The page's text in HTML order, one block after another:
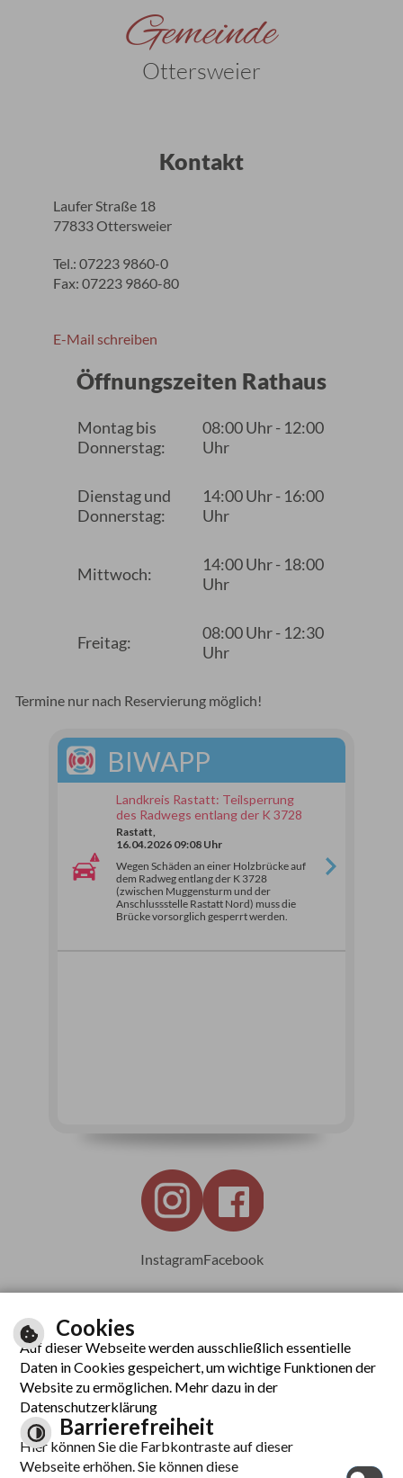
Gemeinde
Ottersweier
Kontakt
Laufer Straße 18
77833 Ottersweier
Tel.: 07223 9860-0
Fax: 07223 9860-80
E-Mail schreiben
Öffnungszeiten Rathaus
Montag bis
Donnerstag:
08:00 Uhr - 12:00
Uhr
Dienstag und
Donnerstag:
14:00 Uhr - 16:00
Uhr
Mittwoch:
14:00 Uhr - 18:00
Uhr
Freitag:
08:00 Uhr - 12:30
Uhr
Termine nur nach Reservierung möglich!
BIWAPP
Landkreis Rastatt: Teilsperrung
des Radwegs entlang der K 3728
Rastatt,
16.04.2026 09:08 Uhr
Wegen Schäden an einer Holzbrücke auf
dem Radweg entlang der K 3728
(zwischen Muggensturm und der
Anschlussstelle Rastatt Nord) muss die
Brücke vorsorglich gesperrt werden.
InstagramFacebook
Leichte Sprache
Inhalt
Impressum
Cookies
Auf dieser Webseite werden ausschließlich essentielle
Daten in Cookies gespeichert, um wichtige Funktionen der
Website zu ermöglichen. Mehr dazu in der
Datenschutzerklärung
Barrierefreiheit
Hier können Sie die Farbkontraste auf dieser
Webseite erhöhen. Sie können diese